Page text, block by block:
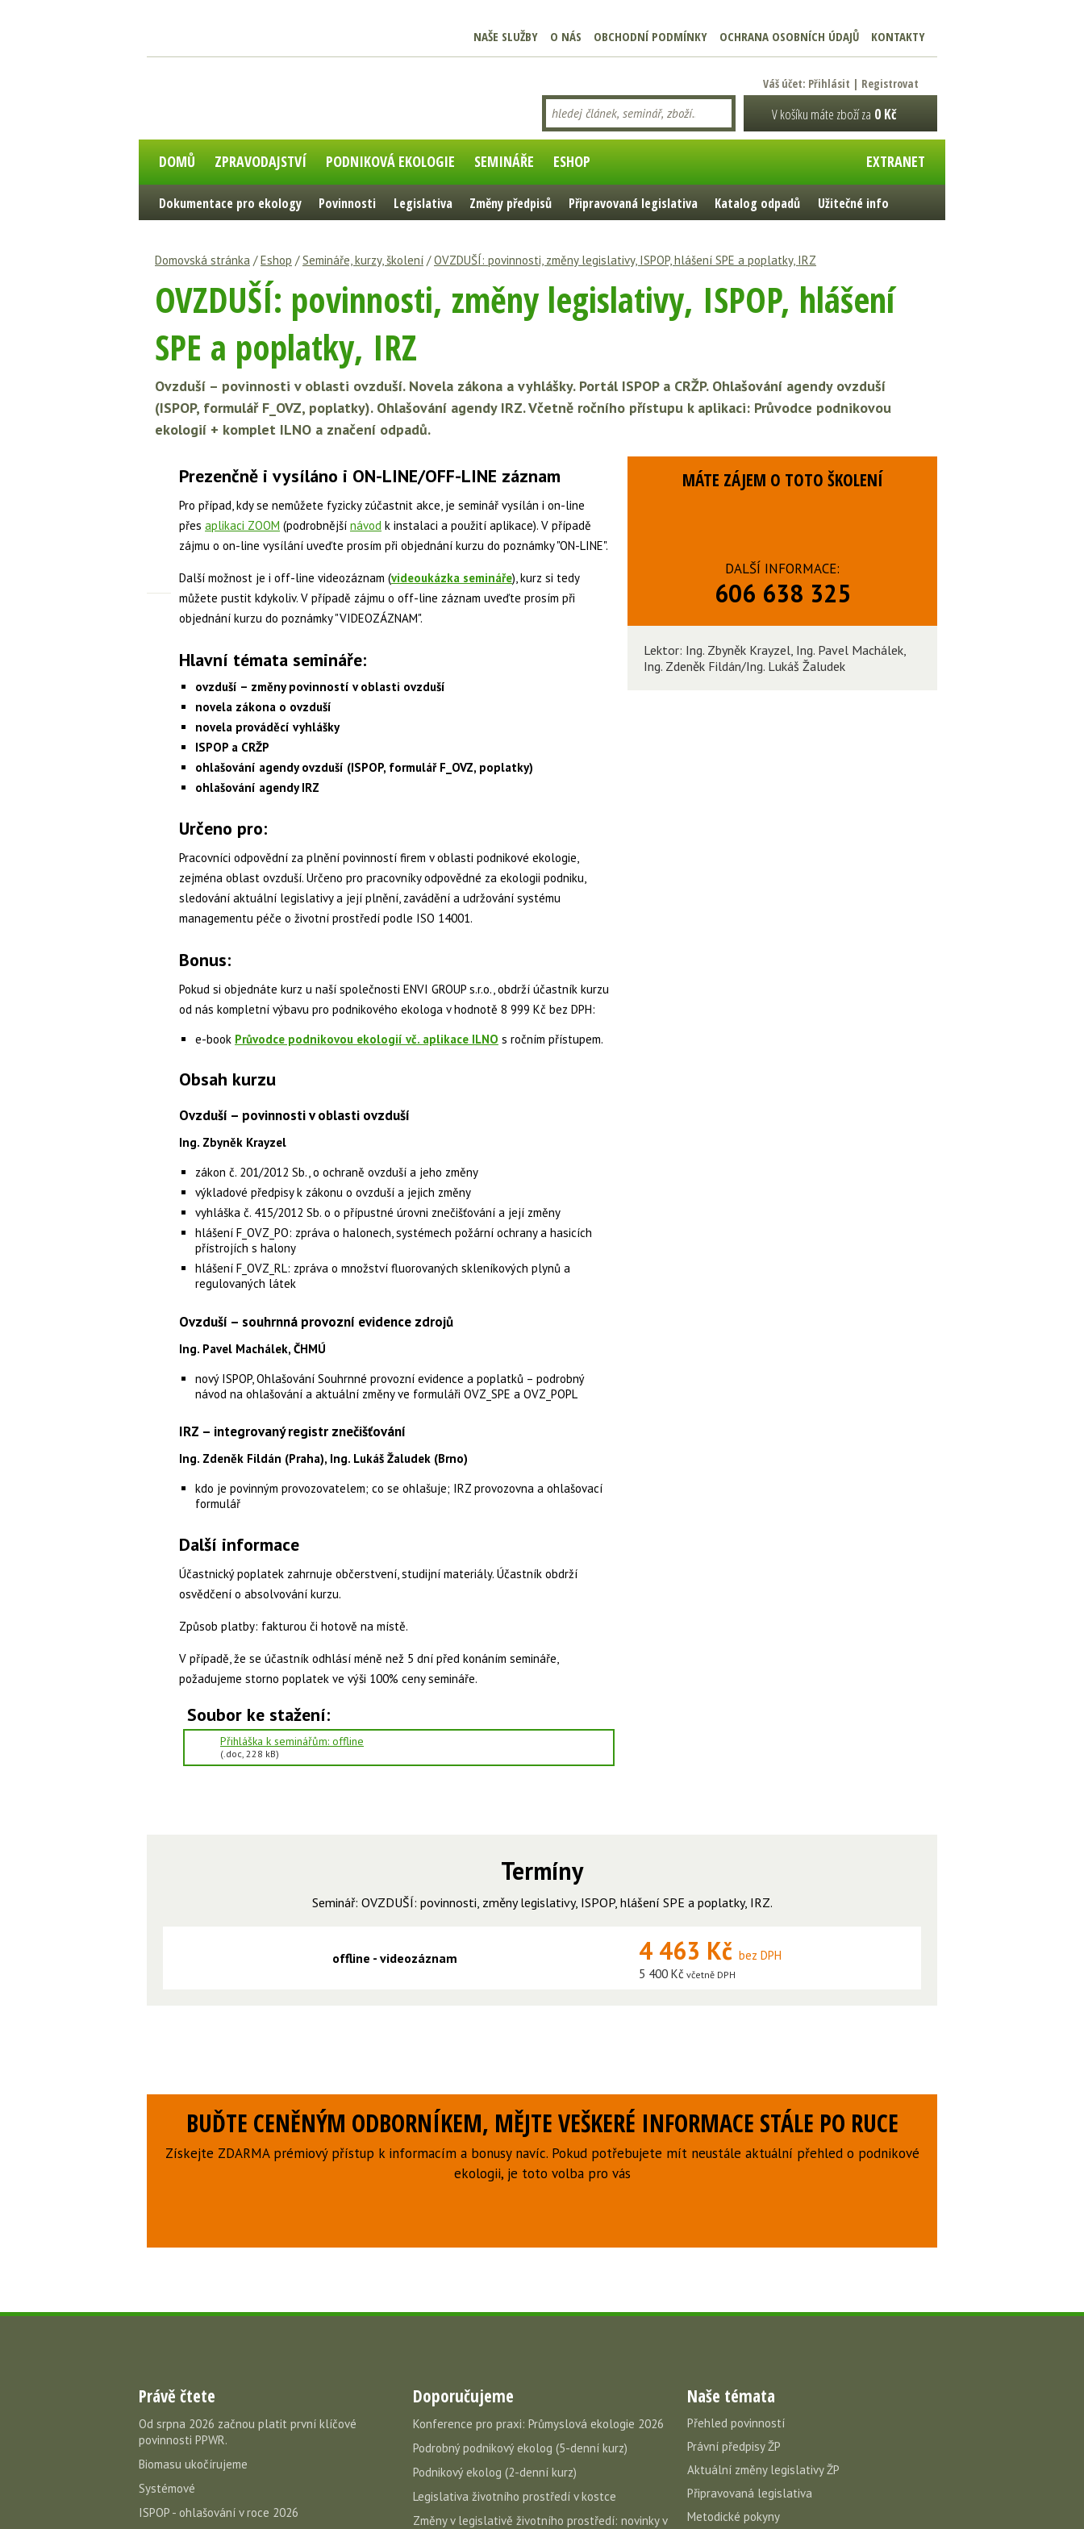
NAŠE SLUŽBY O NÁS OBCHODNÍ PODMÍNKY OCHRANA OSOBNÍCH ÚDAJŮ KONTAKTY
Váš účet: Přihlásit | Registrovat
V košíku máte zboží za 0 Kč
DOMŮ ZPRAVODAJSTVÍ PODNIKOVÁ EKOLOGIE SEMINÁŘE ESHOP EXTRANET
Dokumentace pro ekology Povinnosti Legislativa Změny předpisů Připravovaná legislativa Katalog odpadů Užitečné info
Domovská stránka /Eshop /Semináře, kurzy, školení /OVZDUŠÍ: povinnosti, změny legislativy, ISPOP, hlášení SPE a poplatky, IRZ
OVZDUŠÍ: povinnosti, změny legislativy, ISPOP, hlášení
SPE a poplatky, IRZ
Ovzduší – povinnosti v oblasti ovzduší. Novela zákona a vyhlášky. Portál ISPOP a CRŽP. Ohlašování agendy ovzduší
(ISPOP, formulář F_OVZ, poplatky). Ohlašování agendy IRZ.Včetně ročního přístupu k aplikaci: Průvodce podnikovou
ekologií + komplet ILNO a značení odpadů.
Prezenčně i vysíláno i ON-LINE/OFF-LINE záznam
Pro případ, kdy se nemůžete fyzicky zúčastnit akce, je seminář vysílán i on-line
přes aplikaci ZOOM (podrobnější návod k instalaci a použití aplikace). V případě
zájmu o on-line vysílání uveďte prosím při objednání kurzu do poznámky "ON-LINE".
Další možnost je i off-line videozáznam (videoukázka semináře), kurz si tedy
můžete pustit kdykoliv. V případě zájmu o off-line záznam uveďte prosím při
objednání kurzu do poznámky "VIDEOZÁZNAM".
Hlavní témata semináře:
ovzduší – změny povinností v oblasti ovzduší
novela zákona o ovzduší
novela prováděcí vyhlášky
ISPOP a CRŽP
ohlašování agendy ovzduší (ISPOP, formulář F_OVZ, poplatky)
ohlašování agendy IRZ
Určeno pro:
Pracovníci odpovědní za plnění povinností firem v oblasti podnikové ekologie,
zejména oblast ovzduší. Určeno pro pracovníky odpovědné za ekologii podniku,
sledování aktuální legislativy a její plnění, zavádění a udržování systému
managementu péče o životní prostředí podle ISO 14001.
Bonus:
Pokud si objednáte kurz u naší společnosti ENVI GROUP s.r.o., obdrží účastník kurzu
od nás kompletní výbavu pro podnikového ekologa v hodnotě 8 999 Kč bez DPH:
e-book Průvodce podnikovou ekologií vč. aplikace ILNO s ročním přístupem.
Obsah kurzu
Ovzduší – povinnosti v oblasti ovzduší
Ing. Zbyněk Krayzel
zákon č. 201/2012 Sb., o ochraně ovzduší a jeho změny
výkladové předpisy k zákonu o ovzduší a jejich změny
vyhláška č. 415/2012 Sb. o o přípustné úrovni znečišťování a její změny
hlášení F_OVZ_PO: zpráva o halonech, systémech požární ochrany a hasicích
přístrojích s halony
hlášení F_OVZ_RL: zpráva o množství fluorovaných skleníkových plynů a
regulovaných látek
Ovzduší – souhrnná provozní evidence zdrojů
Ing. Pavel Machálek, ČHMÚ
nový ISPOP, Ohlašování Souhrnné provozní evidence a poplatků – podrobný
návod na ohlašování a aktuální změny ve formuláři OVZ_SPE a OVZ_POPL
IRZ – integrovaný registr znečišťování
Ing. Zdeněk Fildán (Praha), Ing. Lukáš Žaludek (Brno)
kdo je povinným provozovatelem; co se ohlašuje; IRZ provozovna a ohlašovací
formulář
Další informace
Účastnický poplatek zahrnuje občerstvení, studijní materiály. Účastník obdrží
osvědčení o absolvování kurzu.
Způsob platby: fakturou či hotově na místě.
V případě, že se účastník odhlásí méně než 5 dní před konáním semináře,
požadujeme storno poplatek ve výši 100% ceny semináře.
Soubor ke stažení:
Přihláška k seminářům: offline
(.doc, 228 kB)
MÁTE ZÁJEM O TOTO ŠKOLENÍ
DALŠÍ INFORMACE:
606 638 325
Lektor: Ing. Zbyněk Krayzel, Ing. Pavel Machálek,
Ing. Zdeněk Fildán/Ing. Lukáš Žaludek
Termíny
Seminář: OVZDUŠÍ: povinnosti, změny legislativy, ISPOP, hlášení SPE a poplatky, IRZ.
offline - videozáznam 4 463 Kč bez DPH
5 400 Kč včetně DPH
BUĎTE CENĚNÝM ODBORNÍKEM, MĚJTE VEŠKERÉ INFORMACE STÁLE PO RUCE
Získejte ZDARMA prémiový přístup k informacím a bonusy navíc. Pokud potřebujete mít neustále aktuální přehled o podnikové
ekologii, je toto volba pro vás
Právě čtete
Od srpna 2026 začnou platit první klíčové
povinnosti PPWR.
Biomasu ukočírujeme
Systémové
ISPOP - ohlašování v roce 2026
Doporučujeme
Konference pro praxi: Průmyslová ekologie 2026
Podrobný podnikový ekolog (5-denní kurz)
Podnikový ekolog (2-denní kurz)
Legislativa životního prostředí v kostce
Změny v legislativě životního prostředí: novinky v
Naše témata
Přehled povinností
Právní předpisy ŽP
Aktuální změny legislativy ŽP
Připravovaná legislativa
Metodické pokyny